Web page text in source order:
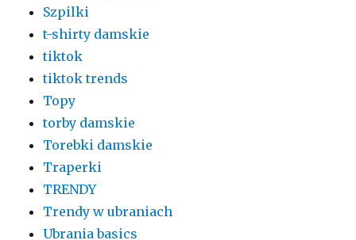
Szpilki
t-shirty damskie
tiktok
tiktok trends
Topy
torby damskie
Torebki damskie
Traperki
TRENDY
Trendy w ubraniach
Ubrania basics